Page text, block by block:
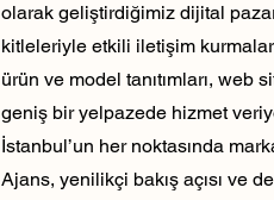
olarak geliştirdiğimiz dijital
kitleleriyle etkili iletişim
ürün ve model tanıtımları, web
geniş bir yelpazede hizmet
İstanbul’un her noktasında
Ajans, yenilikçi bakış açısı ve